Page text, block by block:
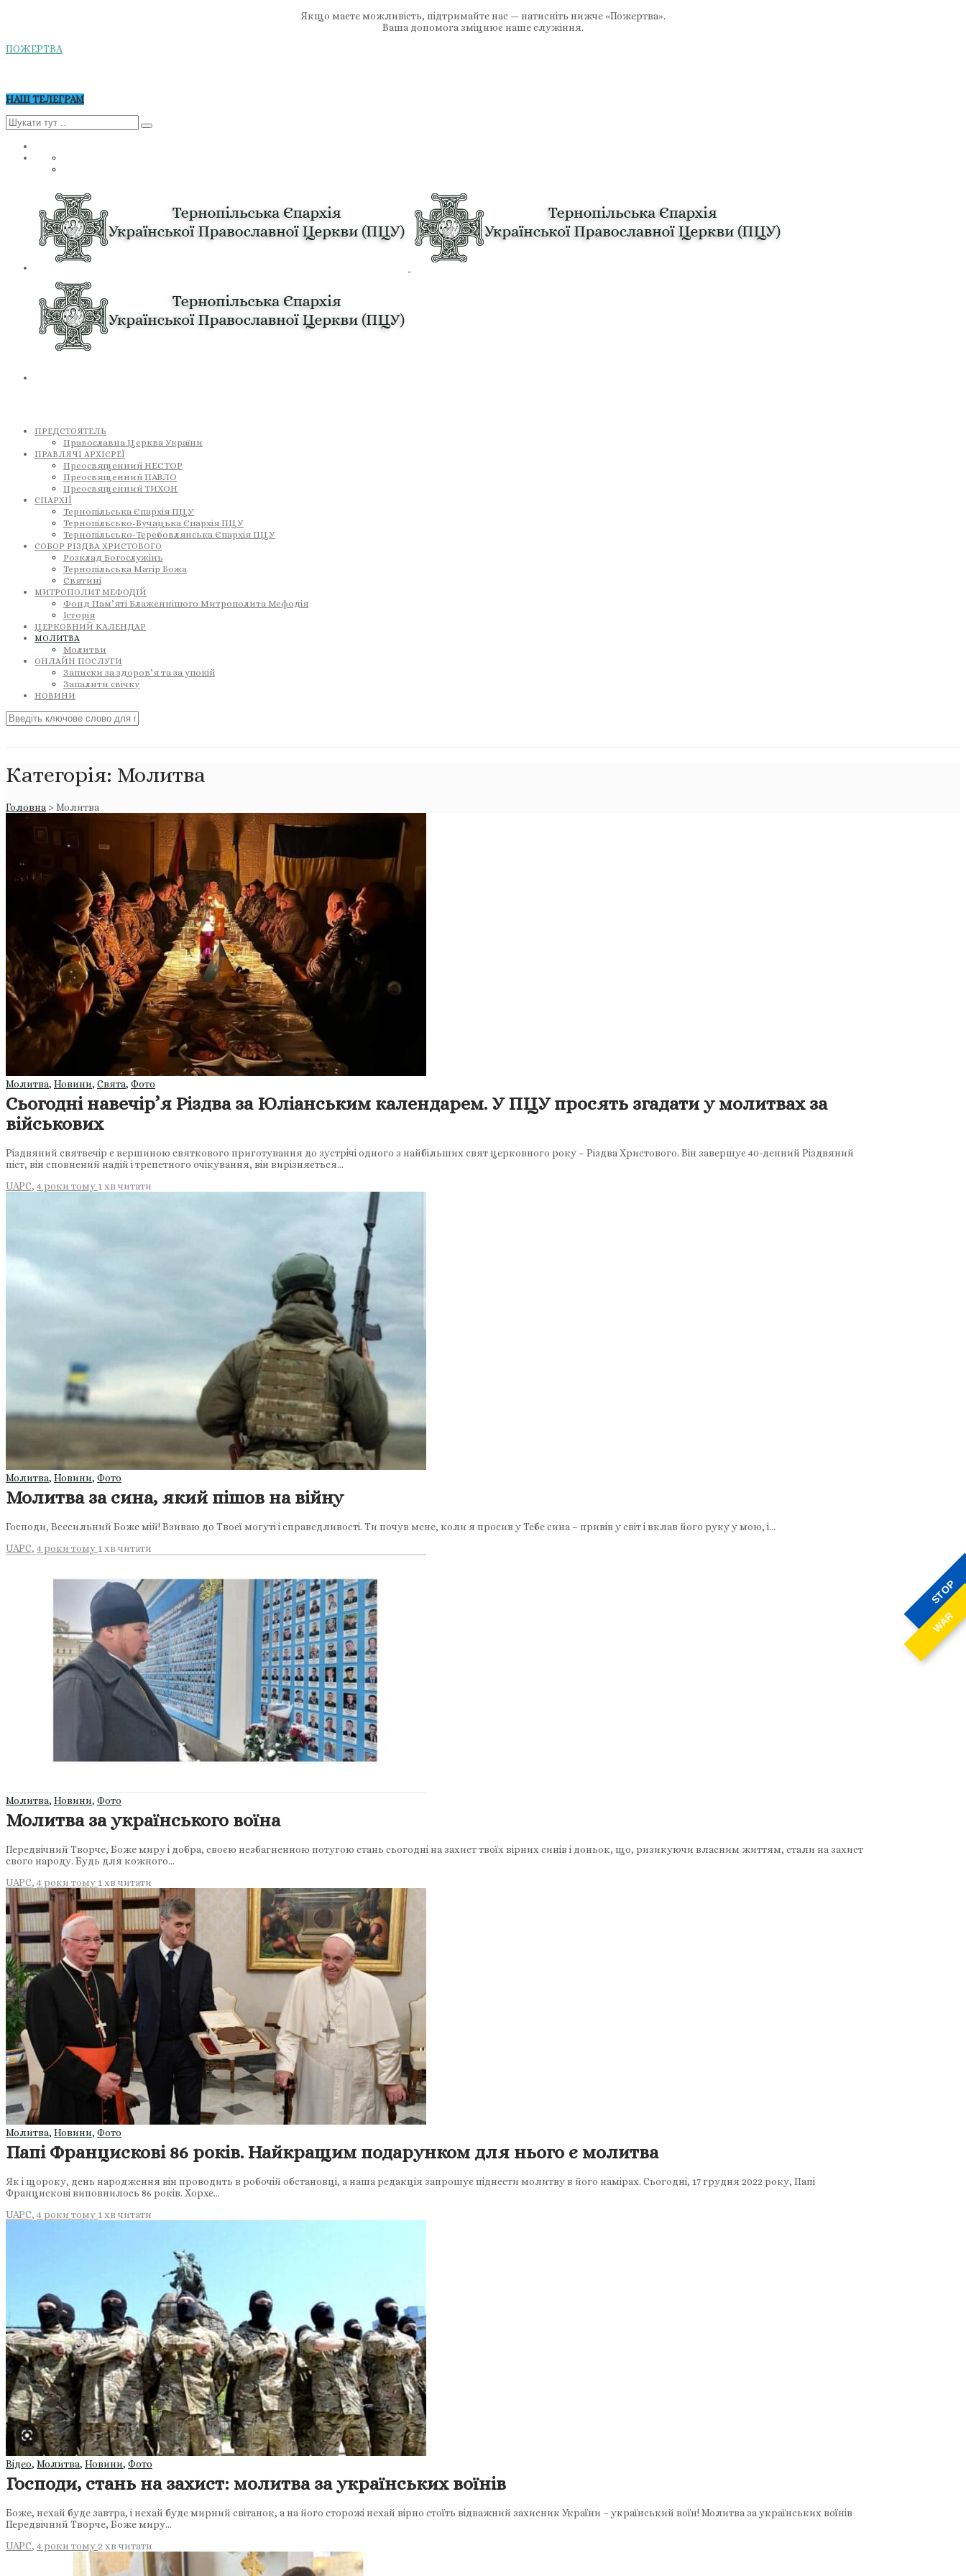
STOP
WAR
Якщо маєте можливість, підтримайте нас — натисніть нижче «Пожертва».
Ваша допомога зміцнює наше служіння.
ПОЖЕРТВА
НАШ ТЕЛЕГРАМ
ПРЕДСТОЯТЕЛЬ
Православна Церква України
ПРАВЛЯЧІ АРХІЄРЕЇ
Преосвященний НЕСТОР
Преосвященний ПАВЛО
Преосвященний ТИХОН
ЄПАРХІЇ
Тернопільська Єпархія ПЦУ
Тернопільсько-Бучацька Єпархія ПЦУ
Тернопільсько-Теребовлянська Єпархія ПЦУ
СОБОР РІЗДВА ХРИСТОВОГО
Розклад Богослужінь
Тернопільська Матір Божа
Святині
МИТРОПОЛИТ МЕФОДІЙ
Фонд Пам’яті Блаженнішого Митрополита Мефодія
Історія
ЦЕРКОВНИЙ КАЛЕНДАР
МОЛИТВА
Молитви
ОНЛАЙН ПОСЛУГИ
Записки за здоров’я та за упокій
Запалити свічку
НОВИНИ
Категорія: Молитва
Головна > Молитва
Молитва, Новини, Свята, Фото
Сьогодні навечір’я Різдва за Юліанським календарем. У ПЦУ просять згадати у молитвах за
військових
Різдвяний святвечір є вершиною святкового приготування до зустрічі одного з найбільших свят церковного року – Різдва Христового. Він завершує 40-денний Різдвяний
піст, він сповнений надій і трепетного очікування, він вирізняється…
UAPC, 4 роки тому 1 хв читати
Молитва, Новини, Фото
Молитва за сина, який пішов на війну
Господи, Всесильний Боже мій! Взиваю до Твоєї могуті і справедливості. Ти почув мене, коли я просив у Тебе сина – привів у світ і вклав його руку у мою, і…
UAPC, 4 роки тому 1 хв читати
Молитва, Новини, Фото
Молитва за українського воїна
Передвічний Творче, Боже миру і добра, своєю незбагненною потугою стань сьогодні на захист твоїх вірних синів і доньок, що, ризикуючи власним життям, стали на захист
свого народу. Будь для кожного…
UAPC, 4 роки тому 1 хв читати
Молитва, Новини, Фото
Папі Францискові 86 років. Найкращим подарунком для нього є молитва
Як і щороку, день народження він проводить в робочій обстановці, а наша редакція запрошує піднести молитву в його намірах. Сьогодні, 17 грудня 2022 року, Папі
Францискові виповнилось 86 років. Хорхе…
UAPC, 4 роки тому 1 хв читати
Відео, Молитва, Новини, Фото
Господи, стань на захист: молитва за українських воїнів
Боже, нехай буде завтра, і нехай буде мирний світанок, а на його сторожі нехай вірно стоїть відважний захисник України – український воїн! Молитва за українських воїнів
Передвічний Творче, Боже миру…
UAPC, 4 роки тому 2 хв читати